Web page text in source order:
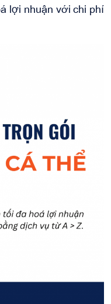
lợi nhuận với chi phí